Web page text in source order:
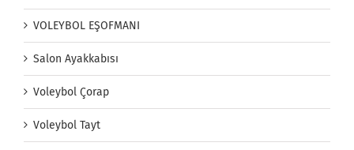
VOLEYBOL EŞOFMANI
Salon Ayakkabısı
Voleybol Çorap
Voleybol Tayt